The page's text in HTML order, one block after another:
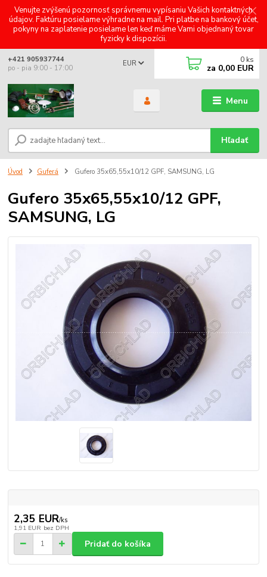
Venujte zvýšenú pozornosť správnemu vypísaniu Vašich kontaktných
údajov. Faktúru posielame výhradne na mail. Pri platbe na bankový účet,
pokyny na zaplatenie posielame len keď máme Vami objednaný tovar
fyzicky k dispozícii.
Menu
EUR
Hľadať
+421 905937744
po - pia 9:00 - 17:00
0 ks
za 0,00 EUR
Úvod Guferá Gufero 35x65,55x10/12 GPF, SAMSUNG, LG
Gufero 35x65,55x10/12 GPF,
SAMSUNG, LG
2,35 EUR/ks
1,91 EUR bez DPH
Pridať do košíka